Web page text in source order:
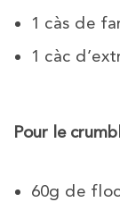
1 càs de
1 càc
Pour le
60g de